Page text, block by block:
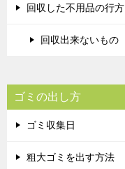
回収した不用品の行方
回収出来ないもの
ゴミの出し方
ゴミ収集日
粗大ゴミを出す方法